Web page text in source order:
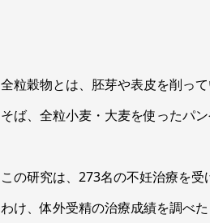
全粒穀物とは、胚芽や表皮を削っ
そば、全粒小麦・大麦を使ったパ
この研究は、273名の不妊治療を
わけ、体外受精の治療成績を調べた